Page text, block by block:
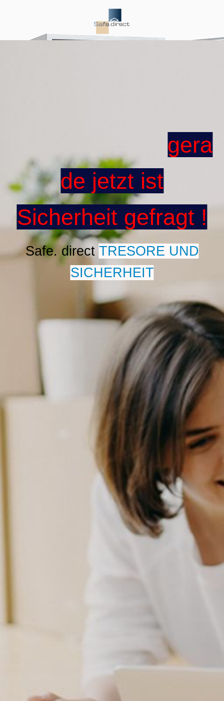
gera
de jetzt ist
Sicherheit gefragt !
Safe. direct TRESORE UND
SICHERHEIT